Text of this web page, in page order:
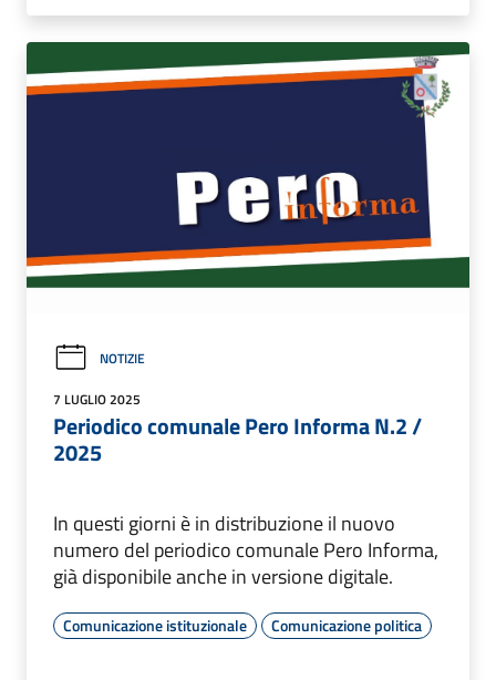
NOTIZIE
7 LUGLIO 2025
Periodico comunale Pero Informa N.2 /
2025
In questi giorni è in distribuzione il nuovo
numero del periodico comunale Pero Informa,
già disponibile anche in versione digitale.
Comunicazione istituzionale Comunicazione politica